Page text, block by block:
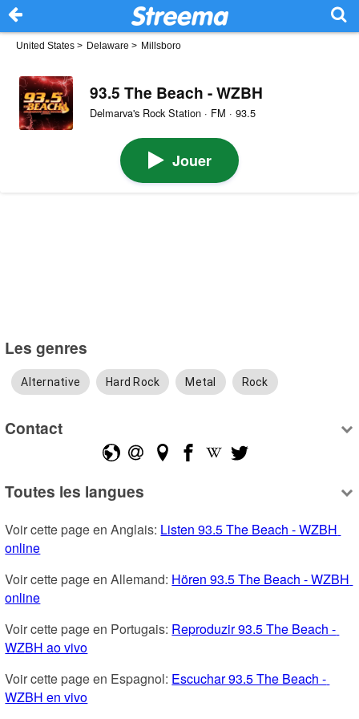
United States > Delaware > Millsboro
93.5 The Beach - WZBH
Delmarva's Rock Station · FM · 93.5
Jouer
Les genres
Alternative Hard Rock Metal Rock
Contact
Toutes les langues
Voir cette page en Anglais: Listen 93.5 The Beach - WZBH
online
Voir cette page en Allemand: Hören 93.5 The Beach - WZBH
online
Voir cette page en Portugais: Reproduzir 93.5 The Beach -
WZBH ao vivo
Voir cette page en Espagnol: Escuchar 93.5 The Beach -
WZBH en vivo